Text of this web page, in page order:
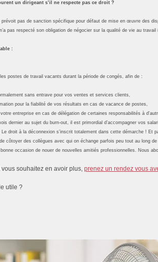
un dirigeant s’il ne respecte pas ce droit ?
prévoit pas de sanction spécifique pour défaut de mise en œuvre des
pas respecté son obligation de négocier sur la qualité de vie au
:
postes de travail vacants durant la période de congés, afin de :
sans entrave pour vos ventes et services clients,
pour la fiabilité de vos résultats en cas de vacance de postes,
entreprise en cas de délégation de certaines responsabilités à
dernier au sujet du burn-out, il est primordial d’accompagner vos
droit à la déconnexion s’inscrit totalement dans cette démarche !
côtoyer des collègues avec qui on échange parfois peu tout au long
occasion de nouer de nouvelles amitiés professionnelles. Nous
souhaitez en avoir plus, prenez un rendez vous
utile ?